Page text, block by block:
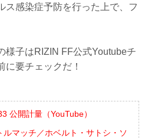
ス感染症予防を行った上で、フ
様子はRIZIN FF公式Youtubeチ
に要チェックだ！
公開計量（YouTube）
マッチ／ホベルト・サトシ・ソ